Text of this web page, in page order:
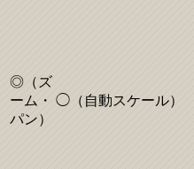
◎（ズ
ーム・
パン）
◯（自動スケール）